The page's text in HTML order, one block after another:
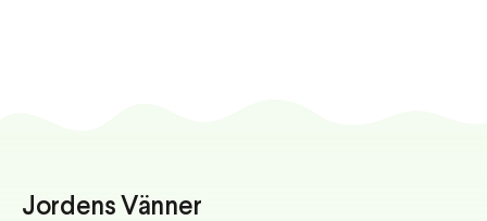
Jordens Vänner